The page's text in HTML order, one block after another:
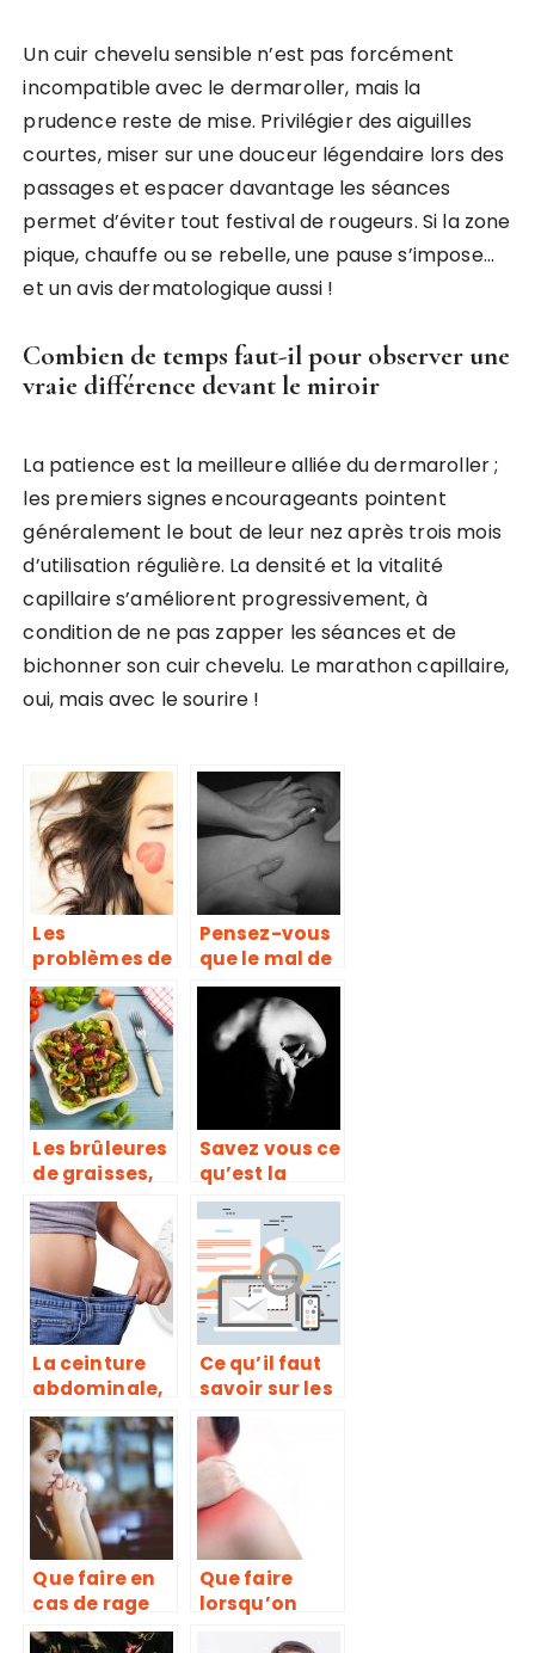
Un cuir chevelu sensible n’est pas forcément
incompatible avec le dermaroller, mais la
prudence reste de mise. Privilégier des aiguilles
courtes, miser sur une douceur légendaire lors des
passages et espacer davantage les séances
permet d’éviter tout festival de rougeurs. Si la zone
pique, chauffe ou se rebelle, une pause s’impose…
et un avis dermatologique aussi !
Combien de temps faut-il pour observer une
vraie différence devant le miroir
La patience est la meilleure alliée du dermaroller ;
les premiers signes encourageants pointent
généralement le bout de leur nez après trois mois
d’utilisation régulière. La densité et la vitalité
capillaire s’améliorent progressivement, à
condition de ne pas zapper les séances et de
bichonner son cuir chevelu. Le marathon capillaire,
oui, mais avec le sourire !
Les
problèmes de
peau ont
guide de
conseil
Pensez-vous
que le mal de
dos est une
maladie qui
se soigne ou
une douleur
qui se calme ?
Les brûleures
de graisses,
de véritables
compléments
alimentaires
pour
déstockage
des graisses
Savez vous ce
qu’est la
cruralgie ?
La ceinture
abdominale,
pour
échapper aux
formes
disgracieuses
Ce qu’il faut
savoir sur les
pharmacies
en ligne
Que faire en
cas de rage
de dents?
Que faire
lorsqu’on